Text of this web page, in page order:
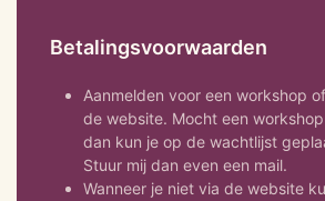
Betalingsvoorwaarden
Aanmelden voor een workshop
de website. Mocht een
dan kun je op de wachtlijst
Stuur mij dan even een mail.
Wanneer je niet via de website